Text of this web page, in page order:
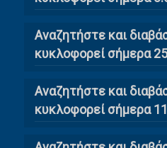
Αναζητήστε και
κυκλοφορεί σήμερα
Αναζητήστε και
κυκλοφορεί σήμερα